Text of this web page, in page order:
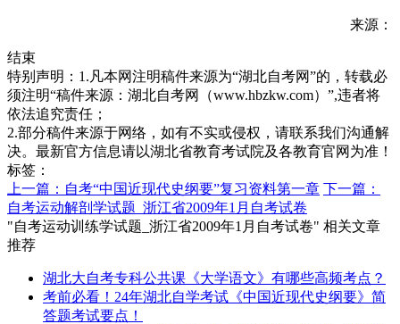
来源：
结束
特别声明：1.凡本网注明稿件来源为“湖北自考网”的，转载必
须注明“稿件来源：湖北自考网（www.hbzkw.com）”,违者将
依法追究责任；
2.部分稿件来源于网络，如有不实或侵权，请联系我们沟通解
决。最新官方信息请以湖北省教育考试院及各教育官网为准！
标签：
上一篇：自考“中国近现代史纲要”复习资料第一章 下一篇：
自考运动解剖学试题_浙江省2009年1月自考试卷
"自考运动训练学试题_浙江省2009年1月自考试卷" 相关文章
推荐
湖北大自考专科公共课《大学语文》有哪些高频考点？
考前必看！24年湖北自学考试《中国近现代史纲要》简
答题考试要点！